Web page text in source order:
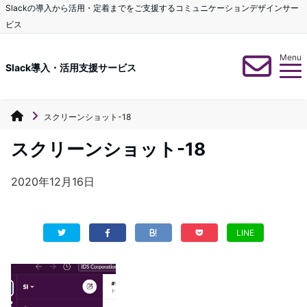
Slackの導入から活用・定着までをご支援するコミュニケーションデザインサー
ビス
Slack導入・活用支援サービス
Menu
スクリーンショット-18
スクリーンショット-18
2020年12月16日
LINE